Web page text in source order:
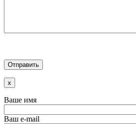
x
Ваше имя
Ваш e-mail